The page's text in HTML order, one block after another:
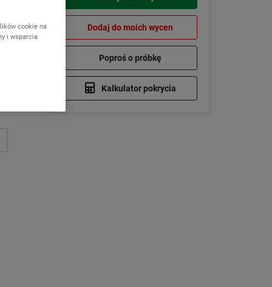
Dodaj do moich wycen
Poproś o próbkę
Kalkulator pokrycia
cookie na
i wsparcia